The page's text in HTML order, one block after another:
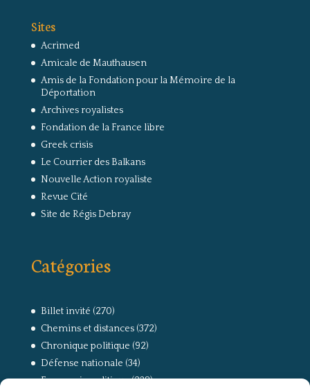
Sites
Acrimed
Amicale de Mauthausen
Amis de la Fondation pour la Mémoire de la
Déportation
Archives royalistes
Fondation de la France libre
Greek crisis
Le Courrier des Balkans
Nouvelle Action royaliste
Revue Cité
Site de Régis Debray
Catégories
Billet invité (270)
Chemins et distances(372)
Chronique politique (92)
Défense nationale (34)
Economie politique(238)